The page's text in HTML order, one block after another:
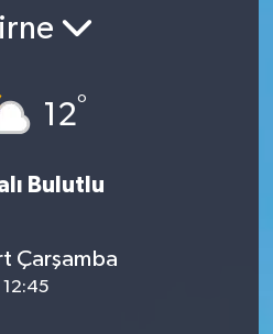
12°
Bulutlu
Çarşamba
12:45